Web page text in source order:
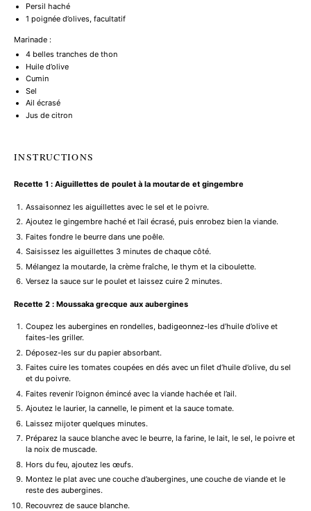
Persil haché
1 poignée d’olives, facultatif
Marinade :
4belles tranches de thon
Huile d’olive
Cumin
Sel
Ail écrasé
Jus de citron
INSTRUCTIONS
Recette 1 : Aiguillettes de poulet à la moutarde et gingembre
Assaisonnez les aiguillettes avec le sel et le poivre.
Ajoutez le gingembre haché et l’ail écrasé, puis enrobez bien la viande.
Faites fondre le beurre dans une poêle.
Saisissez les aiguillettes 3 minutes de chaque côté.
Mélangez la moutarde, la crème fraîche, le thym et la ciboulette.
Versez la sauce sur le poulet et laissez cuire 2 minutes.
Recette 2 : Moussaka grecque aux aubergines
Coupez les aubergines en rondelles, badigeonnez-les d’huile d’olive et
faites-les griller.
Déposez-les sur du papier absorbant.
Faites cuire les tomates coupées en dés avec un filet d’huile d’olive, du sel
et du poivre.
Faites revenir l’oignon émincé avec la viande hachée et l’ail.
Ajoutez le laurier, la cannelle, le piment et la sauce tomate.
Laissez mijoter quelques minutes.
Préparez la sauce blanche avec le beurre, la farine, le lait, le sel, le poivre et
la noix de muscade.
Hors du feu, ajoutez les œufs.
Montez le plat avec une couche d’aubergines, une couche de viande et le
reste des aubergines.
Recouvrez de sauce blanche.